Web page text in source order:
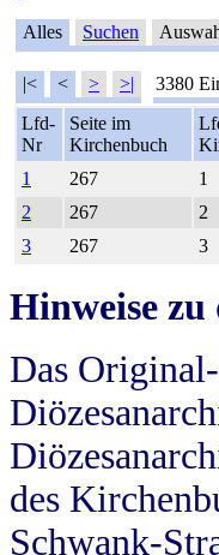
Alles Suchen
|< < > >| 3380
Lfd-
Nr
Seite im
Kirchenbuch
1
267 1
2
267 2
3
267 3
Hinweise
Das
des
Schwank-